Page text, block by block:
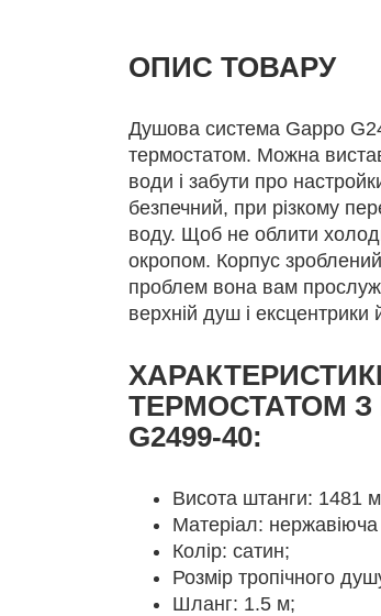
ОПИС ТОВАРУ
Душова система Gappo
термостатом. Можна
води і забути про
безпечний, при різкому
воду. Щоб не облити
окропом. Корпус
проблем вона вам
верхній душ і ексцентрики
ТЕРМОСТАТОМ З
G2499-40:
Висота штанги: 1481
Матеріал: нержавіюча
Колір: сатин;
Розмір тропічного
Шланг: 1.5 м;